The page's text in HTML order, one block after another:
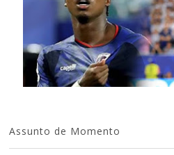
Assunto de Momento